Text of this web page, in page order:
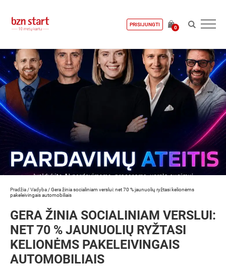
PRISIJUNGTI
0
Pradžia /Vadyba /Gera žinia socialiniam verslui: net 70 % jaunuolių ryžtasi kelionėms
pakeleivingais automobiliais
GERA ŽINIA SOCIALINIAM VERSLUI:
NET 70 % JAUNUOLIŲ RYŽTASI
KELIONĖMS PAKELEIVINGAIS
AUTOMOBILIAIS